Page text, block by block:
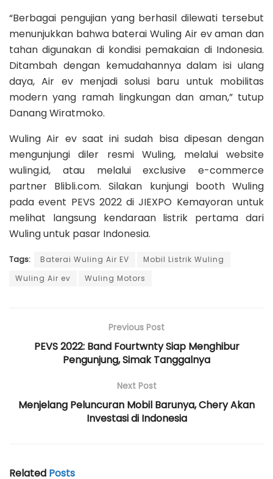
“Berbagai pengujian yang berhasil dilewati tersebut
menunjukkan bahwa baterai Wuling Air ev aman dan
tahan digunakan di kondisi pemakaian di Indonesia.
Ditambah dengan kemudahannya dalam isi ulang
daya, Air ev menjadi solusi baru untuk mobilitas
modern yang ramah lingkungan dan aman,” tutup
Danang Wiratmoko.
Wuling Air ev saat ini sudah bisa dipesan dengan
mengunjungi diler resmi Wuling, melalui website
wuling.id, atau melalui exclusive e-commerce
partner Blibli.com. Silakan kunjungi booth Wuling
pada event PEVS 2022 di JIEXPO Kemayoran untuk
melihat langsung kendaraan listrik pertama dari
Wuling untuk pasar Indonesia.
Tags: Baterai Wuling Air EV
Mobil Listrik Wuling
Wuling Air ev
Wuling Motors
Previous Post
PEVS 2022: Band Fourtwnty Siap Menghibur
Pengunjung, Simak Tanggalnya
Next Post
Menjelang Peluncuran Mobil Barunya, Chery Akan
Investasi di Indonesia
Related Posts